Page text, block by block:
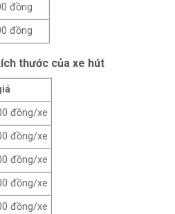
đồng
đồng
thước của xe hút
đồng/xe
đồng/xe
đồng/xe
đồng/xe
đồng/xe